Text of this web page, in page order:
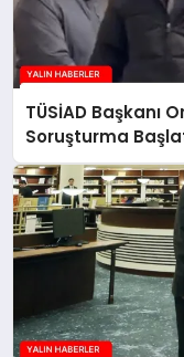
TÜSİAD Başkanı
Soruşturma